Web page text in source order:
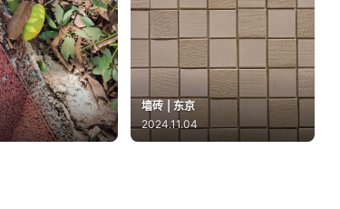
墙砖 | 东京
2024.11.04